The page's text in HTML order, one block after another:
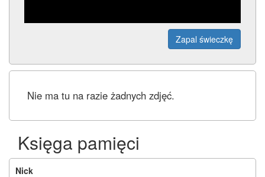
Zapal świeczkę
Nie ma tu na razie żadnych zdjęć.
Księga pamięci
Nick